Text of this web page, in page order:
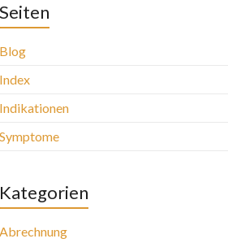
Seiten
Blog
Index
Indikationen
Symptome
Kategorien
Abrechnung